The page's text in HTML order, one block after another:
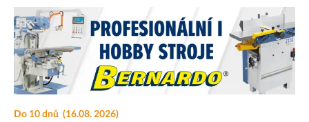
Do 10 dnů (16.08. 2026)